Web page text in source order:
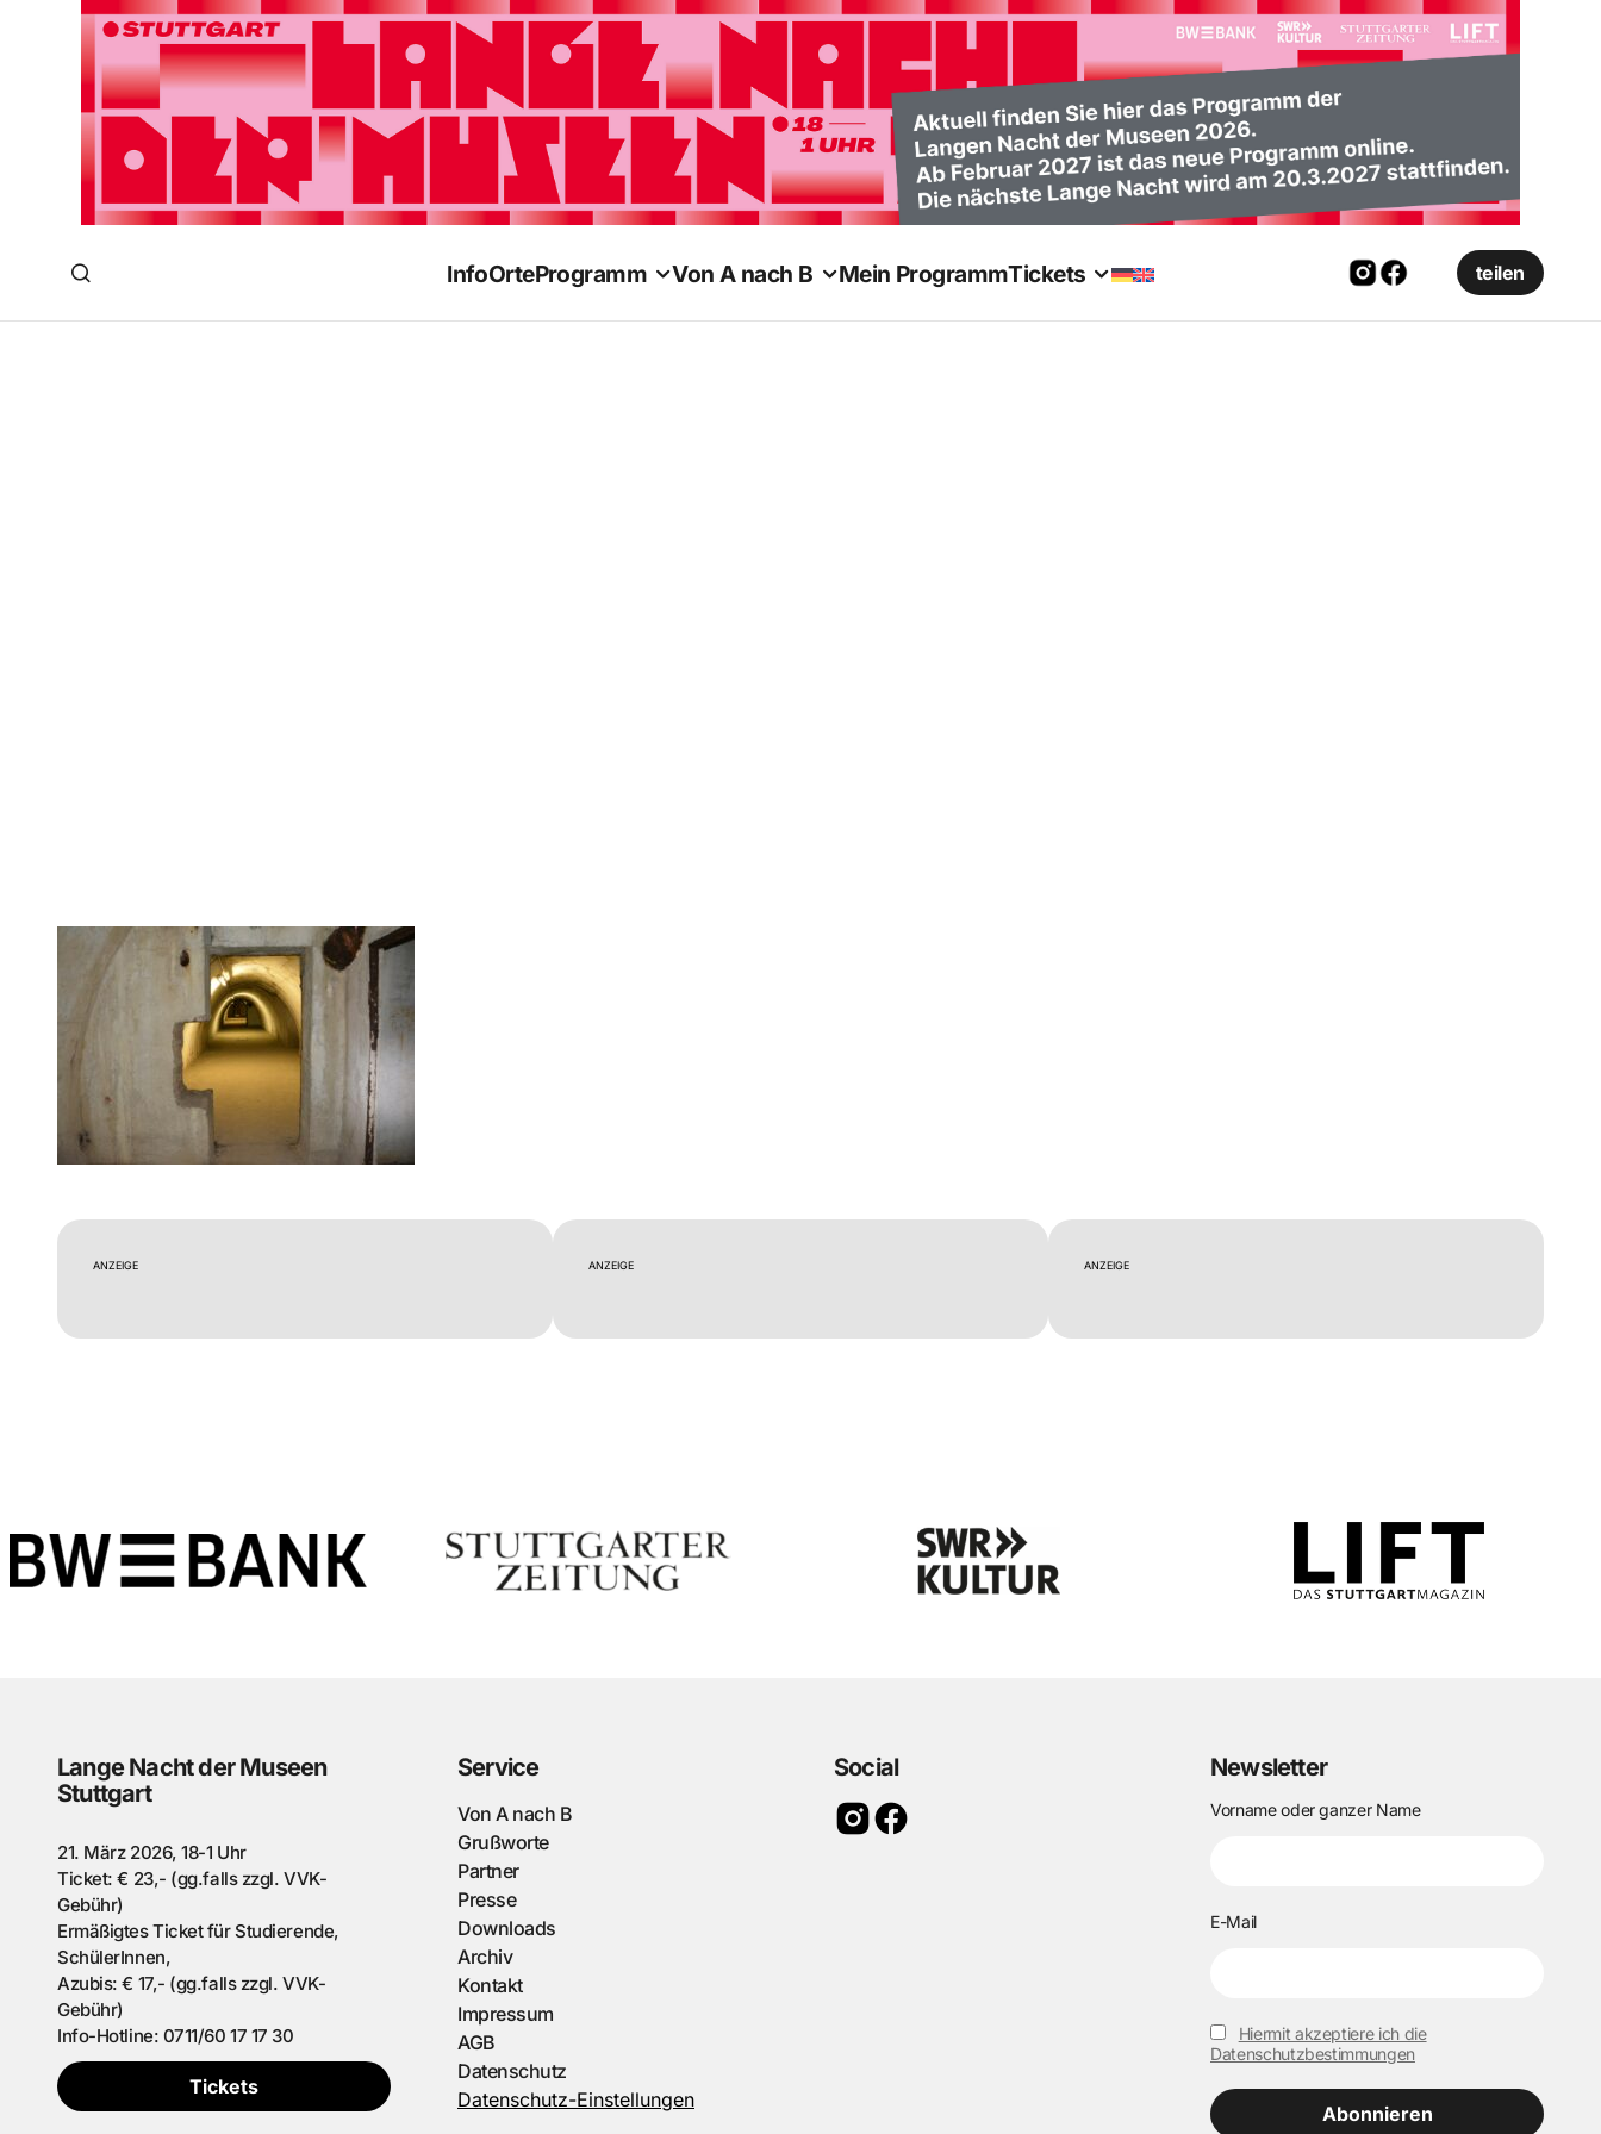
InfoOrteProgramm Von A nach B Mein ProgrammTickets teilen
ANZEIGE ANZEIGE ANZEIGE
Lange Nacht der Museen
Stuttgart
21. März 2026, 18-1 Uhr
Ticket: € 23,- (gg.falls zzgl. VVK-
Gebühr)
Ermäßigtes Ticket für Studierende,
SchülerInnen,
Azubis: € 17,- (gg.falls zzgl. VVK-
Gebühr)
Info-Hotline: 0711/60 17 17 30
Tickets
Service
Von A nach B
Grußworte
Partner
Presse
Downloads
Archiv
Kontakt
Impressum
AGB
Datenschutz
Datenschutz-Einstellungen
Social Newsletter
Vorname oder ganzer Name
E-Mail
Hiermit akzeptiere ich die
Datenschutzbestimmungen